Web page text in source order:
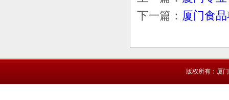
下一篇： 厦门食
版权所有：厦